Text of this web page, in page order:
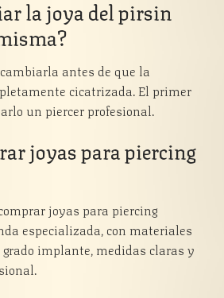
la joya del pirsin
antes de que la
cicatrizada. El primer
un piercer profesional.
joyas para piercing
joyas para piercing
especializada, con materiales
implante, medidas claras y